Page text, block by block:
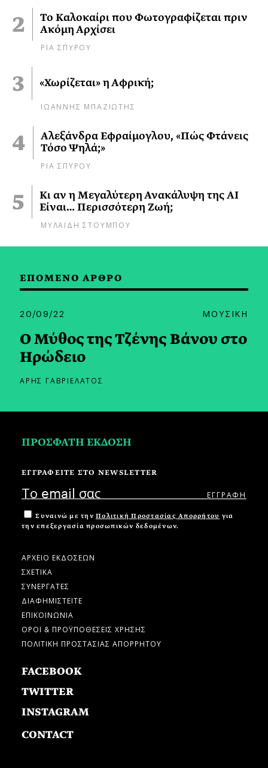
Το Καλοκαίρι που Φωτογραφίζεται πριν
Ακόμη Αρχίσει
ΡΙΑ ΣΠΥΡΟΥ
«Χωρίζεται» η Αφρική;
ΙΩΑΝΝΗΣ ΜΠΑΖΙΩΤΗΣ
Αλεξάνδρα Εφραίμογλου, «Πώς Φτάνεις
Τόσο Ψηλά;»
ΡΙΑ ΣΠΥΡΟΥ
Κι αν η Μεγαλύτερη Ανακάλυψη της AI
Είναι… Περισσότερη Ζωή;
ΜΥΛΑΙΔΗ ΣΤΟΥΜΠΟΥ
ΕΠΟΜΕΝΟ ΑΡΘΡΟ
20/09/22 ΜΟΥΣΙΚΗ
Ο Μύθος της Τζένης Βάνου στο
Ηρώδειο
ΑΡΗΣ ΓΑΒΡΙΕΛΑΤΟΣ
ΠΡΟΣΦΑΤΗ ΕΚΔΟΣΗ
ΕΓΓΡΑΦΕΙΤΕ ΣΤΟ NEWSLETTER
Συναινώ με την Πολιτική Προστασίας Απορρήτου για
την επεξεργασία προσωπικών δεδομένων.
ΑΡΧΕΙΟ ΕΚΔΟΣΕΩΝ
ΣΧΕΤΙΚΑ
ΣΥΝΕΡΓΑΤΕΣ
ΔΙΑΦΗΜΙΣΤΕΙΤΕ
ΕΠΙΚΟΙΝΩΝΙΑ
ΟΡΟΙ & ΠΡΟΫΠΟΘΕΣΕΙΣ ΧΡΗΣΗΣ
ΠΟΛΙΤΙΚΗ ΠΡΟΣΤΑΣΙΑΣ ΑΠΟΡΡΗΤΟΥ
FACEBOOK
TWITTER
INSTAGRAM
CONTACT